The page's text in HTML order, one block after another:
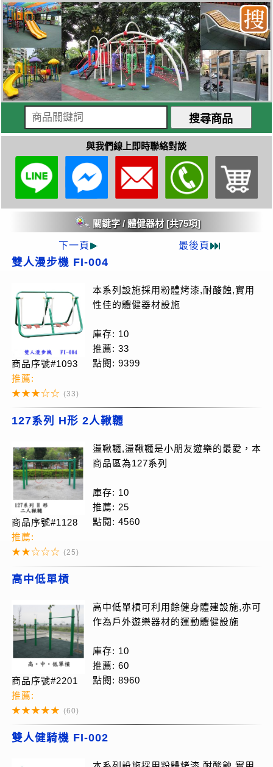
與我們線上即時聯絡對談